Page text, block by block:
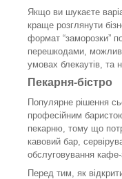
Якщо ви шукаєте
краще розглянути
формат “заморозки”
перешкодами,
умовах блекаутів, та
Пекарня-бістро
Популярне рішення
професійним
пекарню, тому що
кавовий бар,
обслуговування кафе-
Перед тим, як